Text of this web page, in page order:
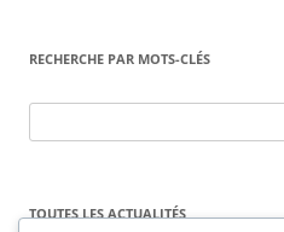
RECHERCHE PAR MOTS-CLÉS
TOUTES LES ACTUALITÉS